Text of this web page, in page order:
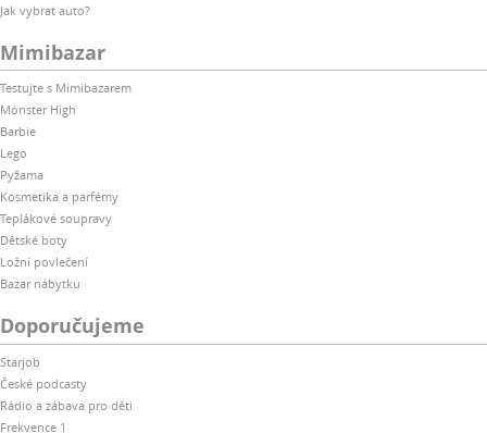
Jak vybrat auto?
Mimibazar
Testujte s Mimibazarem
Monster High
Barbie
Lego
Pyžama
Kosmetika a parfémy
Teplákové soupravy
Dětské boty
Ložní povlečení
Bazar nábytku
Doporučujeme
Starjob
České podcasty
Rádio a zábava pro děti
Frekvence 1